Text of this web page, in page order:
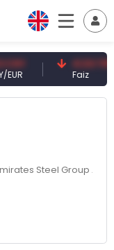
41,53 TRY
Faiz
Steel Group